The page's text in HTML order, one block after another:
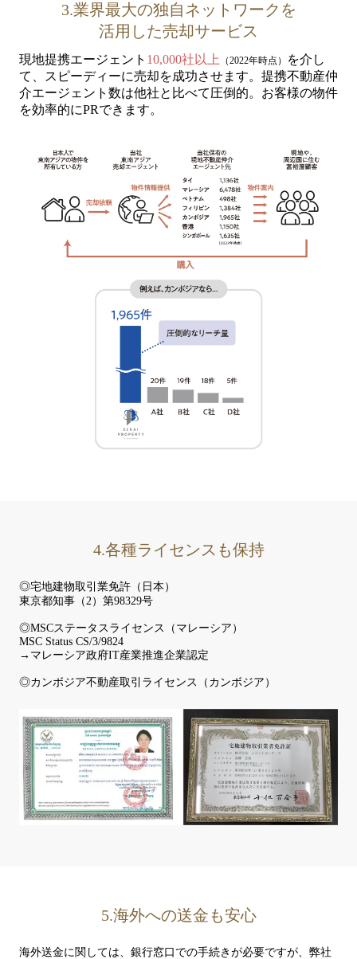
3.業界最大の独自ネットワークを
活用した売却サービス
現地提携エージェント 10,000社以上 （2022年時点）
を介し
て、スピーディーに売却を成功させます。 提携不動産仲
介エージェント数は他社と比べて圧倒的。お客様の物件
を効率的にPRできます。
4.各種ライセンスも保持
◎宅地建物取引業免許（日本）
東京都知事（2）第98329号
◎MSCステータスライセンス（マレーシア）
MSC Status CS/3/9824
→マレーシア政府IT産業推進企業認定
◎カンボジア不動産取引ライセンス（カンボジア）
5.海外への送金も安心
海外送金に関しては、銀行窓口での手続きが必要ですが、弊社